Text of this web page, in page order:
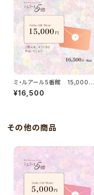
ミ・ルアール5番館 15,000円
ギフト券
¥16,500
その他の商品